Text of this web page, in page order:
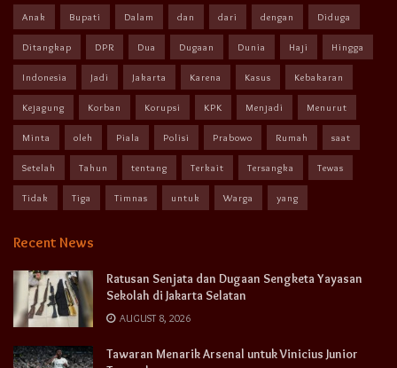
Anak Bupati Dalam dan dari dengan Diduga
Ditangkap DPR Dua Dugaan Dunia Haji Hingga
Indonesia Jadi Jakarta Karena Kasus Kebakaran
Kejagung Korban Korupsi KPK Menjadi Menurut
Minta oleh Piala Polisi Prabowo Rumah saat
Setelah Tahun tentang Terkait Tersangka Tewas
Tidak Tiga Timnas untuk Warga yang
Recent News
Ratusan Senjata dan Dugaan Sengketa Yayasan
Sekolah di Jakarta Selatan
AUGUST 8, 2026
Tawaran Menarik Arsenal untuk Vinicius Junior